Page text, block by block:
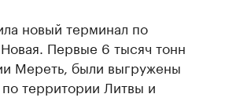
новый терминал по
Первые 6 тысяч тонн
Мереть, были выгружены
территории Литвы и